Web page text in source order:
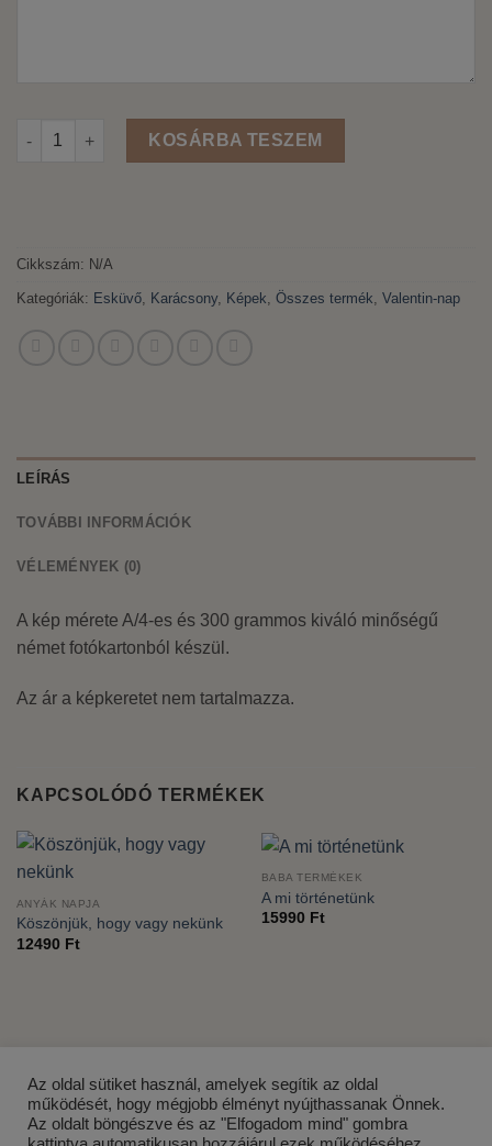
Város térkép mennyiség
KOSÁRBA TESZEM
Cikkszám: N/A
Kategóriák: Esküvő Karácsony, Képek Összes termék Valentin-nap
LEÍRÁS
TOVÁBBI INFORMÁCIÓK
VÉLEMÉNYEK (0)
A kép mérete A/4-es és 300 grammos kiváló minőségű
német fotókartonból készül.
Az ár a képkeretet nem tartalmazza.
KAPCSOLÓDÓ TERMÉKEK
ANYÁK NAPJA
Köszönjük, hogy vagy nekünk
12490 Ft
BABA TERMÉKEK
A mi történetünk
15990 Ft
Az oldal sütiket használ, amelyek segítik az oldal
működését, hogy mégjobb élményt nyújthassanak Önnek.
Az oldalt böngészve és az "Elfogadom mind" gombra